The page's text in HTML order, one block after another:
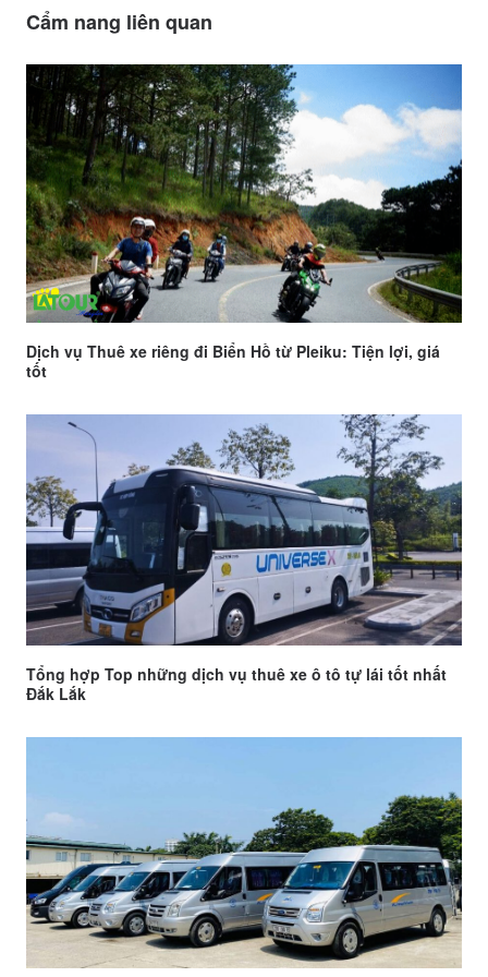
Cẩm nang liên quan
Dịch vụ Thuê xe riêng đi Biển Hồ từ Pleiku: Tiện lợi, giá
tốt
Tổng hợp Top những dịch vụ thuê xe ô tô tự lái tốt nhất
Đắk Lắk